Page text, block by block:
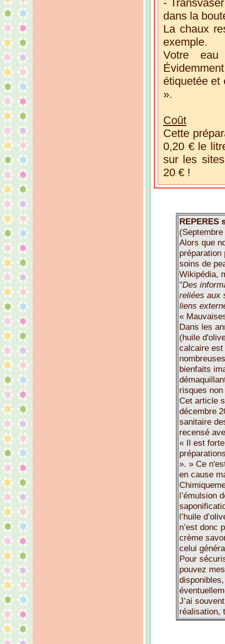
-
dans la
La chaux
exemple.
Votre
étiquetée et
».
Coût
Cette
0,20 € le
sur les
20 € !
Alors que
préparation
soins de
Wikipédia,
"Des
reliées aux
liens
«
Dans les
(huile
calcaire est
bienfaits
risques
Cet article
décembre
sanitaire
recensé
« Il est
». » Ce
en cause
l’émulsion
l’huile
n’est donc
crème
celui
Pour
pouvez
J’ai
réalisation,